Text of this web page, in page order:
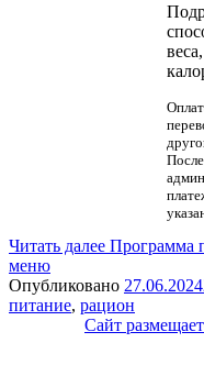
Читать далее Программа
меню
Опубликовано 27.06.2024
питание, рацион
Сайт